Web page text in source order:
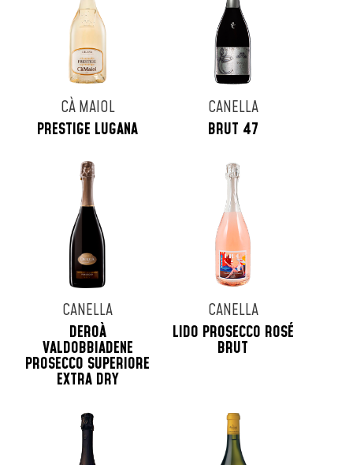
CÀ MAIOL
PRESTIGE LUGANA
CANELLA
BRUT 47
CANELLA
DEROÀ
VALDOBBIADENE
PROSECCO SUPERIORE
EXTRA DRY
CANELLA
LIDO PROSECCO ROSÉ
BRUT